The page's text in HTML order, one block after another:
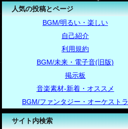
人気の投稿とページ
BGM/明るい・楽しい
自己紹介
利用規約
BGM/未来・電子音(旧版)
掲示板
音楽素材-新着・オススメ
BGM/ファンタジー・オーケストラ
サイト内検索